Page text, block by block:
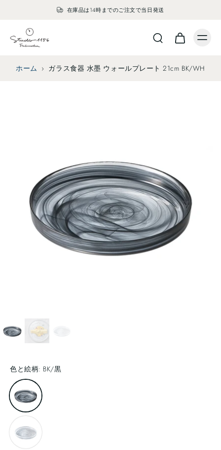
在庫品は14時までのご注文で当日発送
ホーム › ガラス食器 水墨 ウォールプレート 21cm BK/WH
色と絵柄: BK/黒